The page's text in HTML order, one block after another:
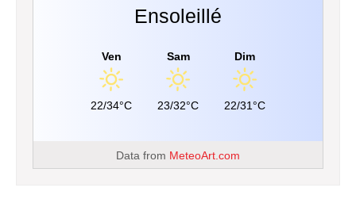
Ensoleillé
Ven
22/34°C
Sam
23/32°C
Dim
22/31°C
Data from MeteoArt.com